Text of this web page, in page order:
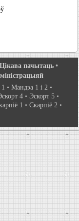
Цікава пачытаць •
• Мандэа 1 і 2 •
4 • Эскорт 5 •
1 • Скарпіё 2 •